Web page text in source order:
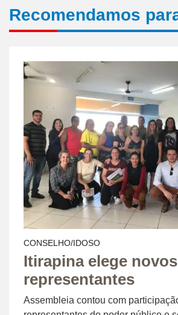
Recomendamos
CONSELHO/IDOSO
Itirapina elege novos
representantes
Assembleia contou com